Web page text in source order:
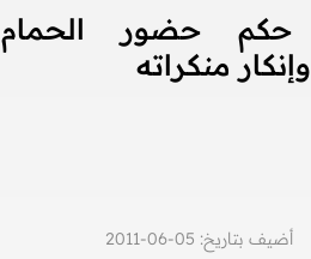
حكم حضور الحمام
وإنكار منكراته
أضيف بتاريخ: 05-06-2011